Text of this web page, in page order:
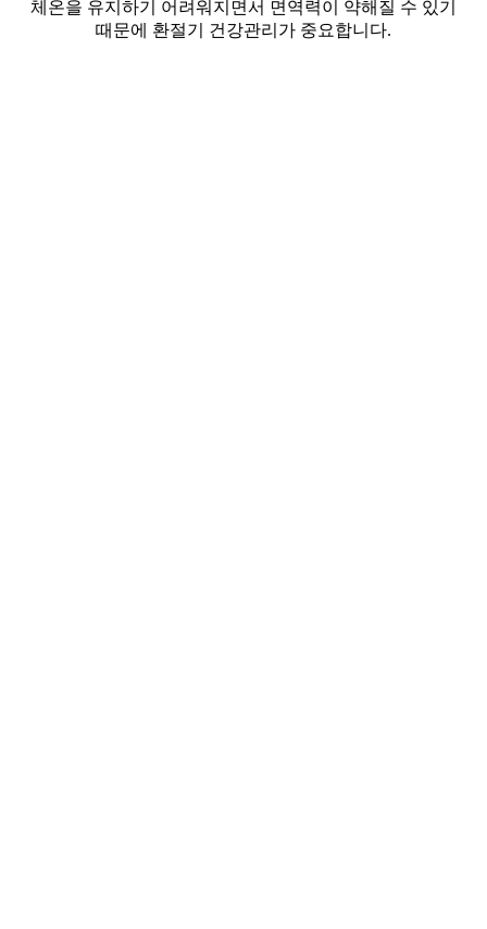
체온을 유지하기 어려워지면서 면역력이 약해질 수 있기
때문에 환절기 건강관리가 중요합니다.